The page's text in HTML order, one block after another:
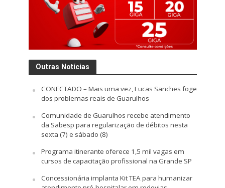
Outras Notícias
CONECTADO – Mais uma vez, Lucas Sanches foge
dos problemas reais de Guarulhos
Comunidade de Guarulhos recebe atendimento
da Sabesp para regularização de débitos nesta
sexta (7) e sábado (8)
Programa itinerante oferece 1,5 mil vagas em
cursos de capacitação profissional na Grande SP
Concessionária implanta Kit TEA para humanizar